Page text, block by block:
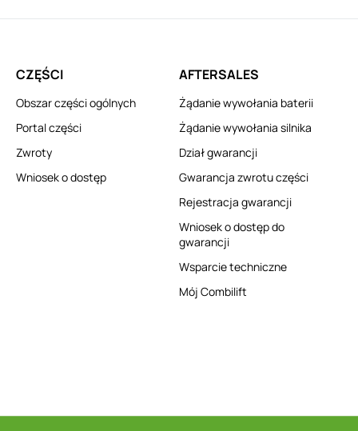
CZĘŚCI
Obszar części ogólnych
Portal części
Zwroty
Wniosek o dostęp
AFTERSALES
Żądanie wywołania baterii
Żądanie wywołania silnika
Dział gwarancji
Gwarancja zwrotu części
Rejestracja gwarancji
Wniosek o dostęp do
gwarancji
Wsparcie techniczne
Mój Combilift